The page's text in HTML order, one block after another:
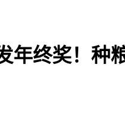
年终奖！种